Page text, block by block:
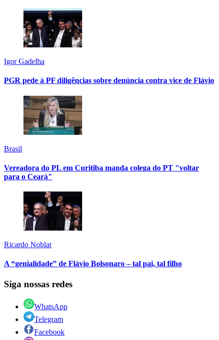
Igor Gadelha
PGR pede à PF diligências sobre denúncia contra vice de Flávio
Brasil
Vereadora do PL em Curitiba manda colega do PT "voltar
para o Ceará"
Ricardo Noblat
A “genialidade” de Flávio Bolsonaro – tal pai, tal filho
Siga nossas redes
WhatsApp
Telegram
Facebook